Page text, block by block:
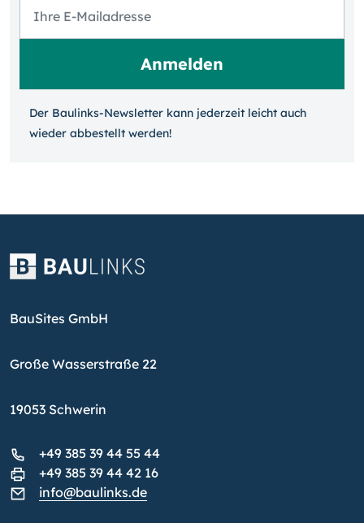
Der Baulinks-Newsletter kann jeder­zeit leicht auch
wieder ab­bestellt werden!
BauSites GmbH
Große Wasserstraße 22
19053 Schwerin
+49 385 39 44 55 44
+49 385 39 44 42 16
info@baulinks.de